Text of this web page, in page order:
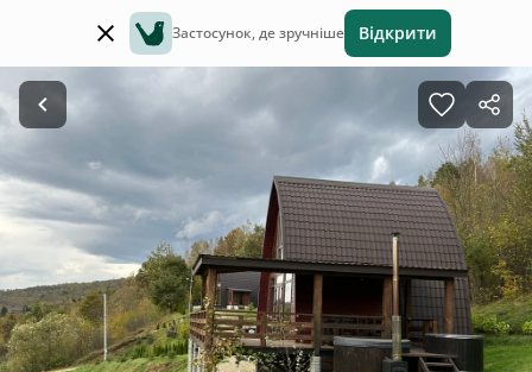
Застосунок, де зручніше Відкрити